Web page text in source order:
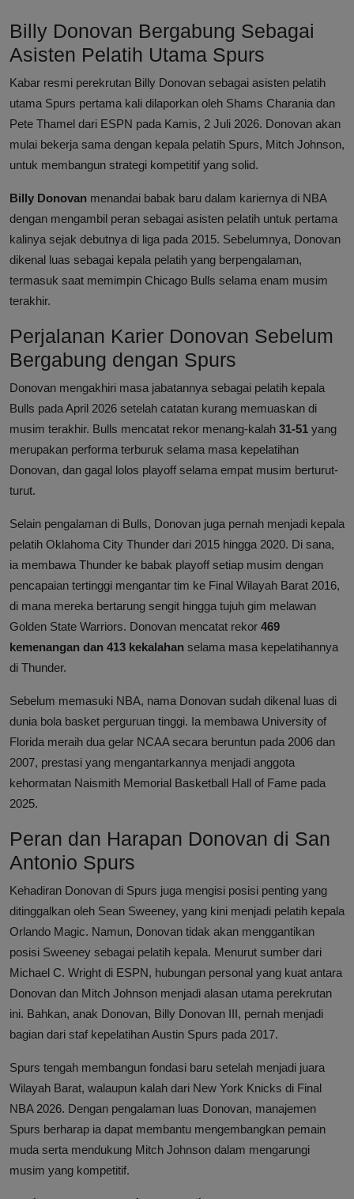
Billy Donovan Bergabung Sebagai
Asisten Pelatih Utama Spurs
Kabar resmi perekrutan Billy Donovan sebagai asisten pelatih
utama Spurs pertama kali dilaporkan oleh Shams Charania dan
Pete Thamel dari ESPN pada Kamis, 2 Juli 2026. Donovan akan
mulai bekerja sama dengan kepala pelatih Spurs, Mitch Johnson,
untuk membangun strategi kompetitif yang solid.
Billy Donovan menandai babak baru dalam kariernya di NBA
dengan mengambil peran sebagai asisten pelatih untuk pertama
kalinya sejak debutnya di liga pada 2015. Sebelumnya, Donovan
dikenal luas sebagai kepala pelatih yang berpengalaman,
termasuk saat memimpin Chicago Bulls selama enam musim
terakhir.
Perjalanan Karier Donovan Sebelum
Bergabung dengan Spurs
Donovan mengakhiri masa jabatannya sebagai pelatih kepala
Bulls pada April 2026 setelah catatan kurang memuaskan di
musim terakhir. Bulls mencatat rekor menang-kalah 31-51 yang
merupakan performa terburuk selama masa kepelatihan
Donovan, dan gagal lolos playoff selama empat musim berturut-
turut.
Selain pengalaman di Bulls, Donovan juga pernah menjadi kepala
pelatih Oklahoma City Thunder dari 2015 hingga 2020. Di sana,
ia membawa Thunder ke babak playoff setiap musim dengan
pencapaian tertinggi mengantar tim ke Final Wilayah Barat 2016,
di mana mereka bertarung sengit hingga tujuh gim melawan
Golden State Warriors. Donovan mencatat rekor 469
kemenangan dan 413 kekalahan selama masa kepelatihannya
di Thunder.
Sebelum memasuki NBA, nama Donovan sudah dikenal luas di
dunia bola basket perguruan tinggi. Ia membawa University of
Florida meraih dua gelar NCAA secara beruntun pada 2006 dan
2007, prestasi yang mengantarkannya menjadi anggota
kehormatan Naismith Memorial Basketball Hall of Fame pada
2025.
Peran dan Harapan Donovan di San
Antonio Spurs
Kehadiran Donovan di Spurs juga mengisi posisi penting yang
ditinggalkan oleh Sean Sweeney, yang kini menjadi pelatih kepala
Orlando Magic. Namun, Donovan tidak akan menggantikan
posisi Sweeney sebagai pelatih kepala. Menurut sumber dari
Michael C. Wright di ESPN, hubungan personal yang kuat antara
Donovan dan Mitch Johnson menjadi alasan utama perekrutan
ini. Bahkan, anak Donovan, Billy Donovan III, pernah menjadi
bagian dari staf kepelatihan Austin Spurs pada 2017.
Spurs tengah membangun fondasi baru setelah menjadi juara
Wilayah Barat, walaupun kalah dari New York Knicks di Final
NBA 2026. Dengan pengalaman luas Donovan, manajemen
Spurs berharap ia dapat membantu mengembangkan pemain
muda serta mendukung Mitch Johnson dalam mengarungi
musim yang kompetitif.